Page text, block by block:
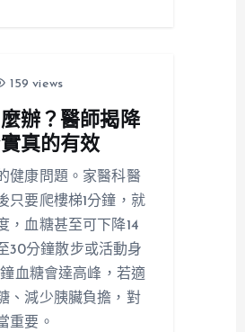
159 views
辦？醫師揭降
真的有效
健康問題。家醫科醫
只要爬樓梯1分鐘，就
，血糖甚至可下降14
30分鐘散步或活動身
血糖會達高峰，若適
、減少胰臟負擔，對
重要。